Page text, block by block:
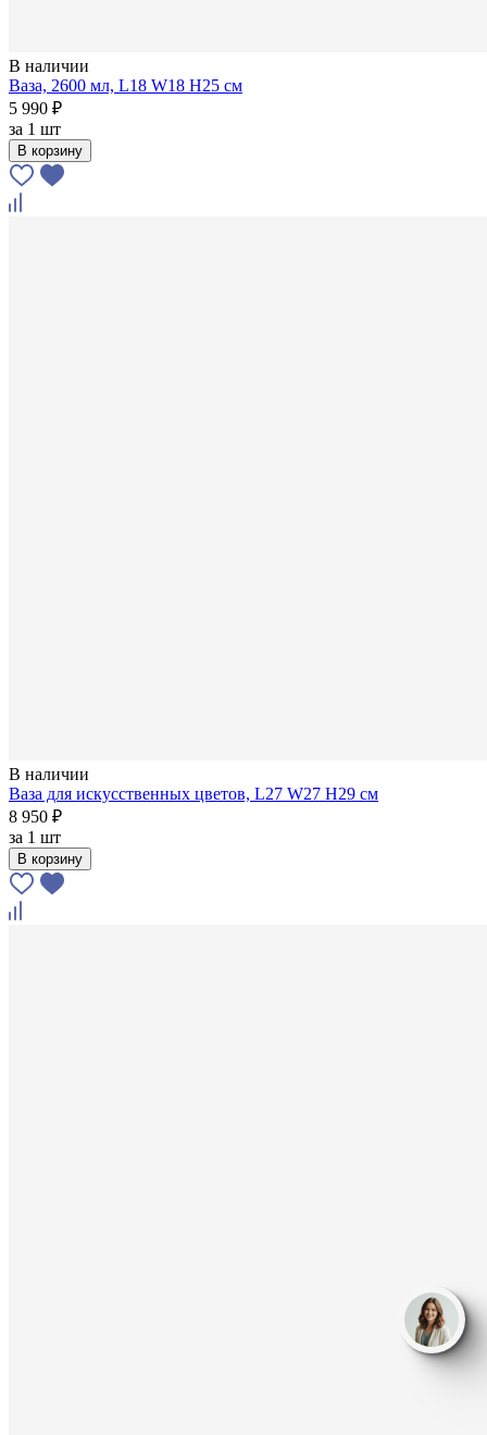
В наличии
Ваза, 2600 мл, L18 W18 H25 см
5 990 ₽
за 1 шт
В корзину
В наличии
Ваза для искусственных цветов, L27 W27 H29 см
8 950 ₽
за 1 шт
В корзину